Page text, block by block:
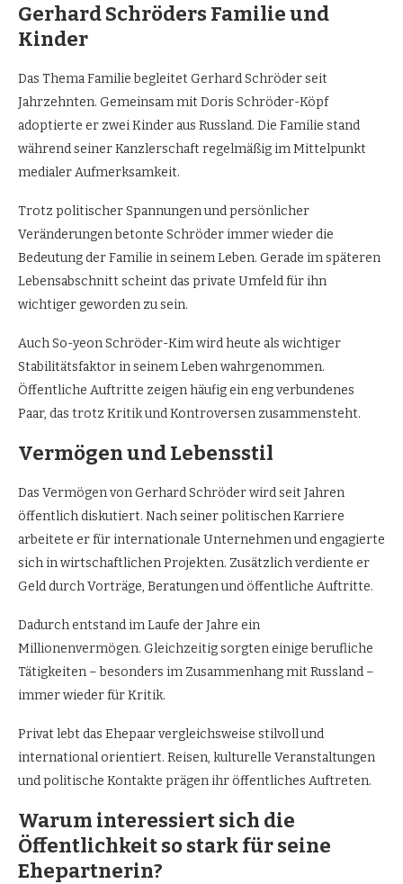
Gerhard Schröders Familie und
Kinder
Das Thema Familie begleitet Gerhard Schröder seit
Jahrzehnten. Gemeinsam mit Doris Schröder-Köpf
adoptierte er zwei Kinder aus Russland. Die Familie stand
während seiner Kanzlerschaft regelmäßig im Mittelpunkt
medialer Aufmerksamkeit.
Trotz politischer Spannungen und persönlicher
Veränderungen betonte Schröder immer wieder die
Bedeutung der Familie in seinem Leben. Gerade im späteren
Lebensabschnitt scheint das private Umfeld für ihn
wichtiger geworden zu sein.
Auch So-yeon Schröder-Kim wird heute als wichtiger
Stabilitätsfaktor in seinem Leben wahrgenommen.
Öffentliche Auftritte zeigen häufig ein eng verbundenes
Paar, das trotz Kritik und Kontroversen zusammensteht.
Vermögen und Lebensstil
Das Vermögen von Gerhard Schröder wird seit Jahren
öffentlich diskutiert. Nach seiner politischen Karriere
arbeitete er für internationale Unternehmen und engagierte
sich in wirtschaftlichen Projekten. Zusätzlich verdiente er
Geld durch Vorträge, Beratungen und öffentliche Auftritte.
Dadurch entstand im Laufe der Jahre ein
Millionenvermögen. Gleichzeitig sorgten einige berufliche
Tätigkeiten – besonders im Zusammenhang mit Russland –
immer wieder für Kritik.
Privat lebt das Ehepaar vergleichsweise stilvoll und
international orientiert. Reisen, kulturelle Veranstaltungen
und politische Kontakte prägen ihr öffentliches Auftreten.
Warum interessiert sich die
Öffentlichkeit so stark für seine
Ehepartnerin?